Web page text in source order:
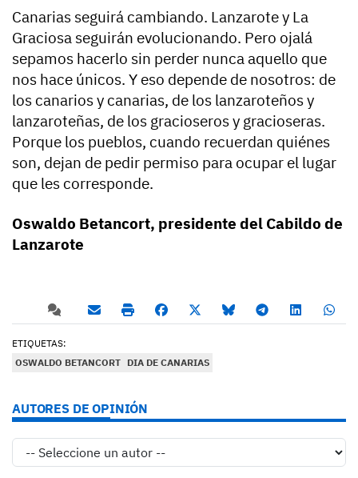
Canarias seguirá cambiando. Lanzarote y La
Graciosa seguirán evolucionando. Pero ojalá
sepamos hacerlo sin perder nunca aquello que
nos hace únicos. Y eso depende de nosotros: de
los canarios y canarias, de los lanzaroteños y
lanzaroteñas, de los gracioseros y gracioseras.
Porque los pueblos, cuando recuerdan quiénes
son, dejan de pedir permiso para ocupar el lugar
que les corresponde.
Oswaldo Betancort, presidente del Cabildo de
Lanzarote
ETIQUETAS:
OSWALDO BETANCORT DIA DE CANARIAS
AUTORES DE OPINIÓN